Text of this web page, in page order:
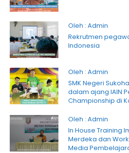
Oleh : Admin
Rekrutmen
Indonesia
Oleh : Admin
SMK Negeri
dalam ajang IAIN
Championship di
Oleh : Admin
In House Training
Merdeka dan
Media